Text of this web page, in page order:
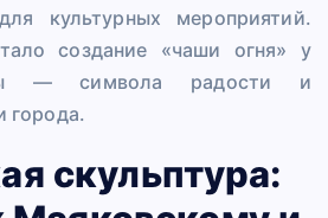
культурных мероприятий.
создание «чаши огня» у
— символа радости и
города.
скульптура: